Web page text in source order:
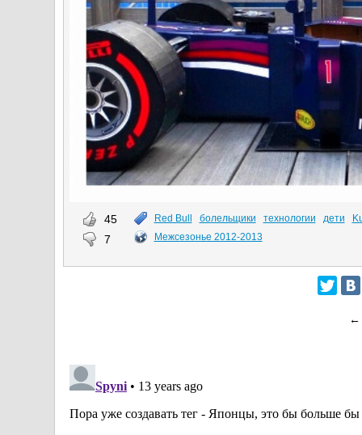
45
7
Red Bull болельщики технологии дети
Межсезонье 2012-2013